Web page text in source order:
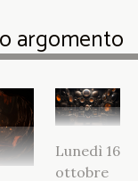
argomento
Lunedì 16
ottobre